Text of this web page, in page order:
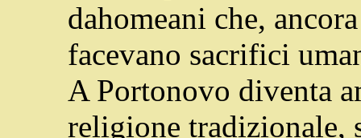
dahomeani che,
facevano sacrifici
A Portonovo diventa
religione tradizionale,